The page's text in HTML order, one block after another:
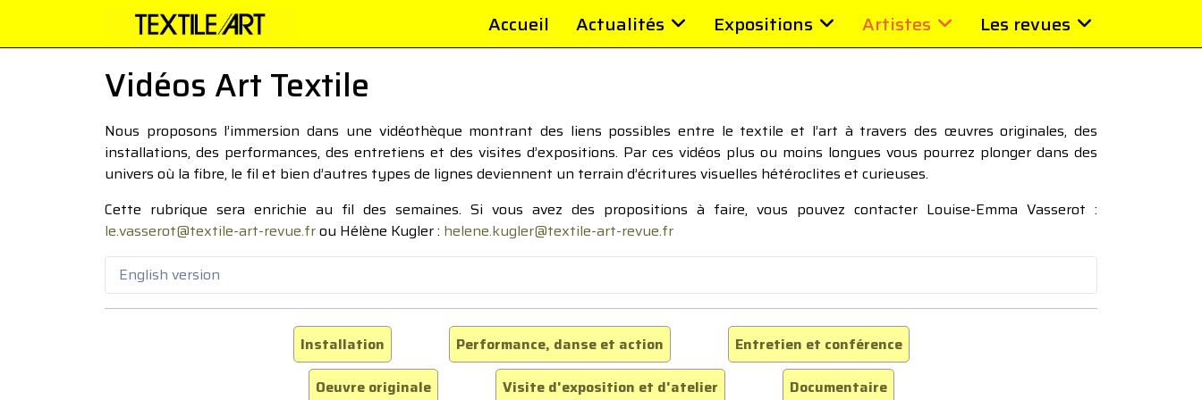
Accueil Actualités Expositions Artistes Les revues
Vidéos Art Textile
Nous proposons l’immersion dans une vidéothèque montrant des liens possibles entre le textile et l’art à travers des œuvres originales, des
installations, des performances, des entretiens et des visites d’expositions. Par ces vidéos plus ou moins longues vous pourrez plonger dans des
univers où la fibre, le fil et bien d’autres types de lignes deviennent un terrain d’écritures visuelles hétéroclites et curieuses.
Cette rubrique sera enrichie au fil des semaines. Si vous avez des propositions à faire, vous pouvez contacter Louise-Emma Vasserot :
le.vasserot@textile-art-revue.frou Hélène Kugler : helene.kugler@textile-art-revue.fr
English version
Installation Performance, danse et action
Entretien et conférence
Oeuvre originale
Visite d'exposition et d'atelier Documentaire